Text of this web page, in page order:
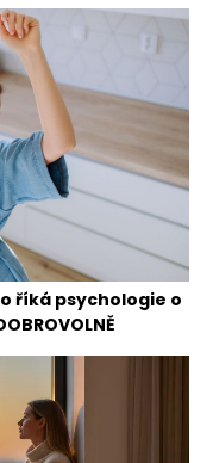
říká psychologie o